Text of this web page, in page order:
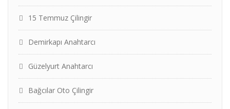
15 Temmuz Çilingir
Demirkapı Anahtarcı
Güzelyurt Anahtarcı
Bağcılar Oto Çilingir